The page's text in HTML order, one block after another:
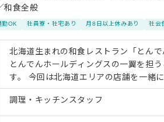
和食全般
勤OK 社員寮・社宅あり 月8日以上休みあり 社会
北海道生まれの和食レストラン「とん
とんでんホールディングスの一翼を担
す。 今回は北海道エリアの店舗を一緒に盛り上げてくれる元気なキッチンスタッフを募集しま
す！ お届けするのは、旬の鮮魚を素材としたこだわりの和食。関東を中心に96店舗を展開する
活気あふれる職場で、あなたも楽しくスタートしませんか？
す。 ・旬の鮮魚を用いた調理および接
調理・キッチンスタッフ